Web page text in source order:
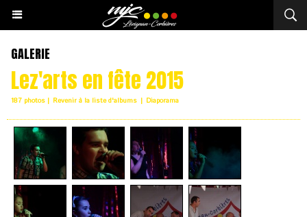
GALERIE
Lez'arts en fête 2015
187 photos | Revenir à la liste d'albums | Diaporama